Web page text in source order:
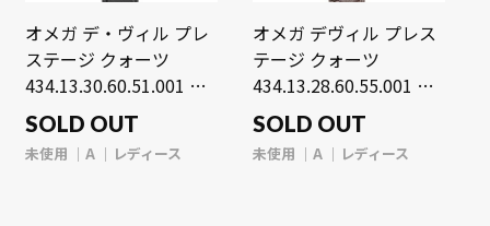
オメガ デ・ヴィル プレ
ステージ クォーツ
434.13.30.60.51.001 ブ
ラック/ダイヤモンド レ
ディース 時計 【未使
用】【wristwatch】
SOLD OUT
未使用 A レディース
オメガ デヴィル プレス
テージ クォーツ
434.13.28.60.55.001 ホ
ワイトシェル/ダイヤモ
ンド レディース 時計
【未使用】
SOLD OUT
未使用 A レディース